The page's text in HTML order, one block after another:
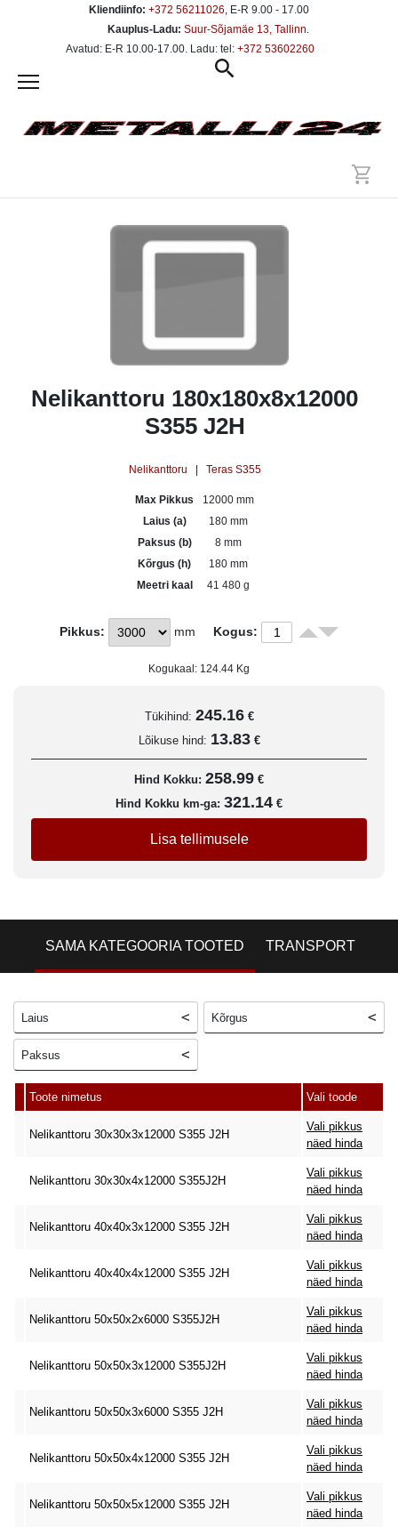
Kliendiinfo: +372 56211026, E-R 9.00 - 17.00
Kauplus-Ladu: Suur-Sõjamäe 13, Tallinn.
Avatud: E-R 10.00-17.00. Ladu: tel: +372 53602260
Nelikanttoru 180x180x8x12000
S355 J2H
Nelikanttoru Teras S355
Max Pikkus
12000 mm
Laius (a)
180 mm
Paksus (b)
8 mm
Kõrgus (h)
180 mm
Meetri kaal
41 480 g
Pikkus: mm Kogus:
Kogukaal: 124.44 Kg
Tükihind: 245.16 €
Lõikuse hind: 13.83 €
Hind Kokku: 258.99 €
Hind Kokku km-ga: 321.14 €
Lisa tellimusele
SAMA KATEGOORIA TOOTED TRANSPORT
Laius Kõrgus
Paksus
Toote nimetus Vali toode
Nelikanttoru 30x30x3x12000 S355 J2H
Vali pikkus
näed hinda
Nelikanttoru 30x30x4x12000 S355J2H
Vali pikkus
näed hinda
Nelikanttoru 40x40x3x12000 S355 J2H
Vali pikkus
näed hinda
Nelikanttoru 40x40x4x12000 S355 J2H
Vali pikkus
näed hinda
Nelikanttoru 50x50x2x6000 S355J2H
Vali pikkus
näed hinda
Nelikanttoru 50x50x3x12000 S355J2H
Vali pikkus
näed hinda
Nelikanttoru 50x50x3x6000 S355 J2H
Vali pikkus
näed hinda
Nelikanttoru 50x50x4x12000 S355 J2H
Vali pikkus
näed hinda
Nelikanttoru 50x50x5x12000 S355 J2H
Vali pikkus
näed hinda